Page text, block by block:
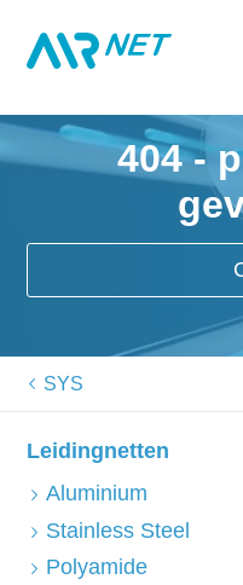
404 -
SYS
Leidingnetten
Aluminium
Stainless Steel
Polyamide